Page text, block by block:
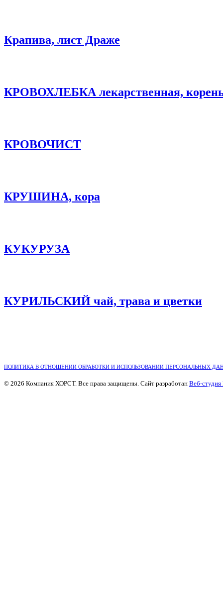
Крапива, лист Драже
КРОВОХЛЕБКА лекарственная,
КРОВОЧИСТ
КРУШИНА, кора
КУКУРУЗА
КУРИЛЬСКИЙ чай, трава и цветки
ПОЛИТИКА В ОТНОШЕНИИ ОБРАБОТКИ И ИСПОЛЬЗОВАНИИ ПЕРСОНАЛЬНЫХ
© 2026 Компания ХОРСТ. Все права защищены. Сайт разработан Веб-студия